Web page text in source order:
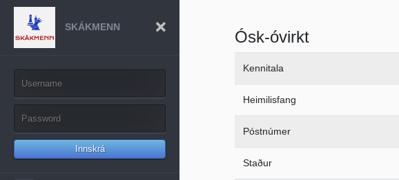
SKÁKMENN
Innskrá
Ósk-óvirkt
Kennitala
Heimilisfang
Póstnúmer
Staður